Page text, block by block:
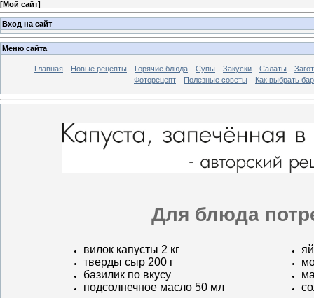
[Мой сайт]
Вход на сайт
Меню сайта
Главная Новые рецепты Горячие блюда Супы Закуски Салаты
Фоторецепт
Полезные советы Как выбрать
Для блюда
вилок капусты 2 кг
тверды сыр 200 г
базилик по вкусу
подсолнечное масло 50 мл